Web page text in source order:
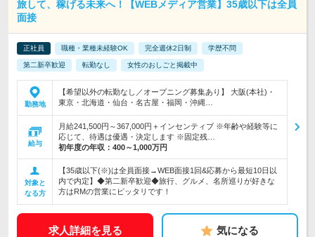
旅して、稼げる未来へ！【WEBメディア営業】35歳以下は全員
面接
正社員 職種・業種未経験OK 完全週休2日制 学歴不問
第二新卒歓迎 転勤なし 女性のおしごと掲載中
勤務地
【希望以外の転勤なし／オープニング募集あり】 大阪(本社)・
東京・北海道・仙台・名古屋・福岡・沖縄…
給与
月給241,500円～367,000円＋インセンティブ ※年齢や経験等に
応じて、待遇は優遇・決定します ※固定残…
初年度の年収： 400～1,000万円
対象と
なる方
【35歳以下(※)は全員面接→WEB面接1回&応募から最短10日以
内で内定】◆第二新卒歓迎◆旅行、グルメ、名所巡りが好きな
方はRMの営業にピッタリです！
求人詳細を見る 気になる